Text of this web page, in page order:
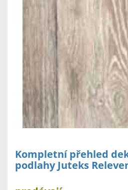
Kompletní přehled
podlahy Juteks